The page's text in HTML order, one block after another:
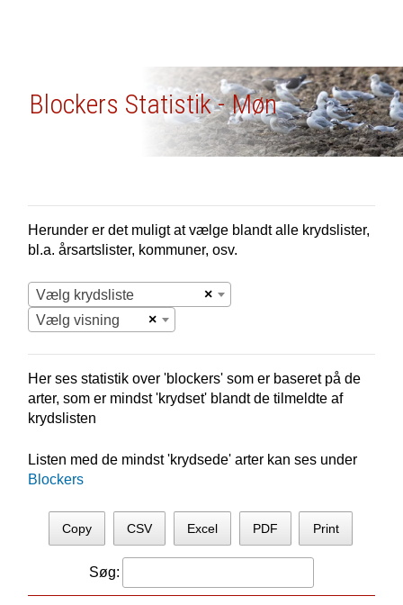
Blockers Statistik - Møn
Herunder er det muligt at vælge blandt alle krydslister,
bl.a. årsartslister, kommuner, osv.
×
Vælg krydsliste
×
Vælg visning
Her ses statistik over 'blockers' som er baseret på de
arter, som er mindst 'krydset' blandt de tilmeldte af
krydslisten
Listen med de mindst 'krydsede' arter kan ses under
Blockers
Copy CSV Excel PDF Print
Søg: